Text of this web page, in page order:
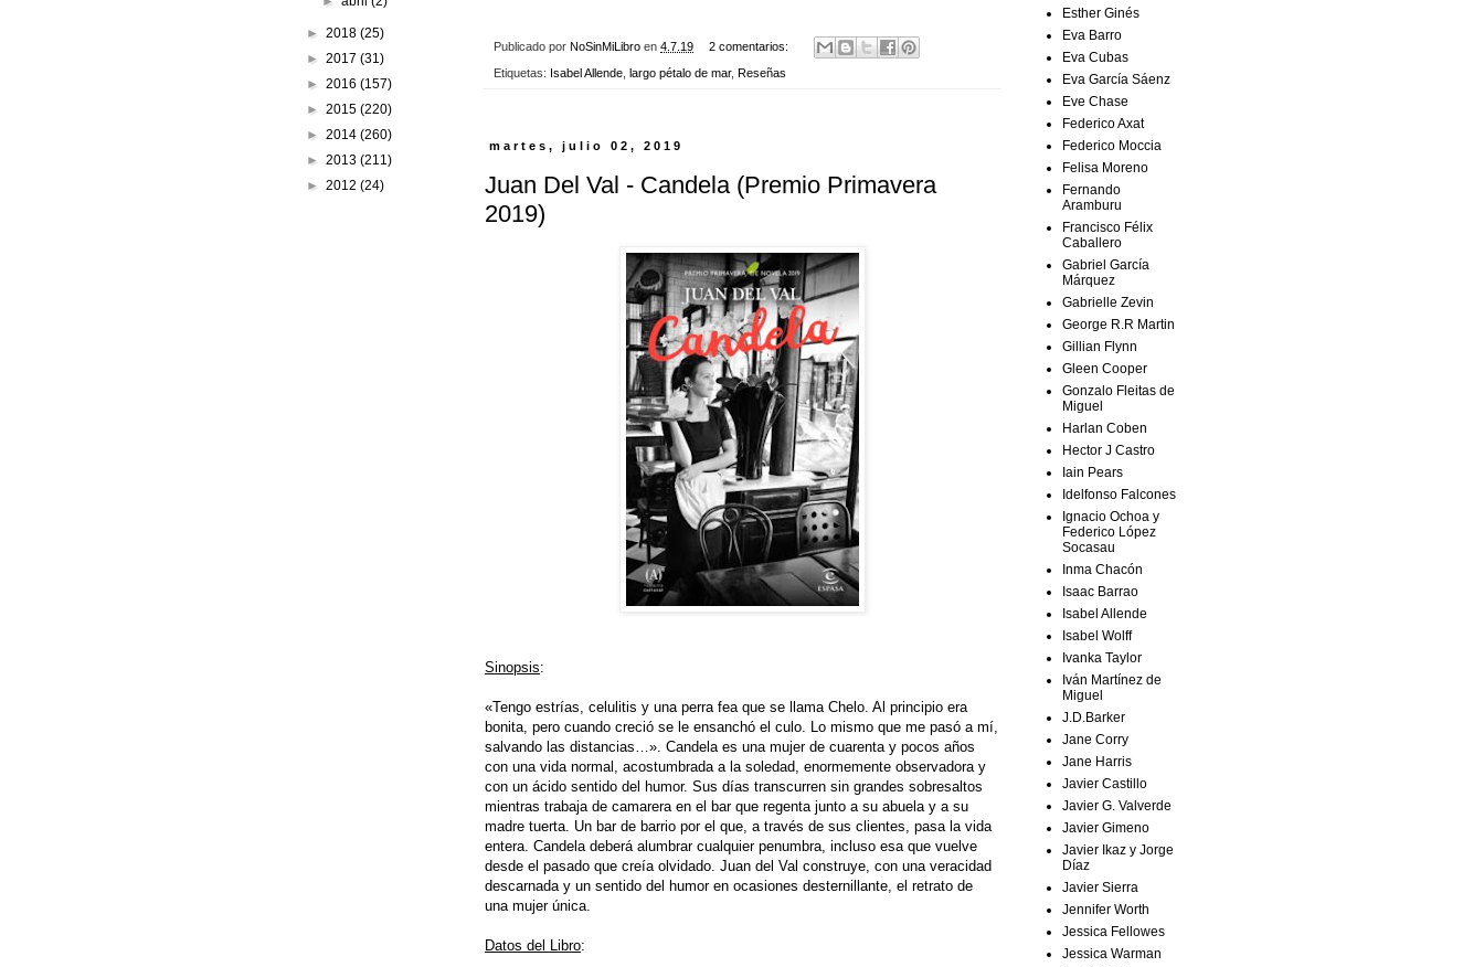
Publicado por NoSinMiLibro en 4.7.19 2 comentarios:
Etiquetas: Isabel Allende largo pétalo de mar, Reseñas
martes, julio 02, 2019
Juan Del Val - Candela (Premio Primavera
2019)
Sinopsis:
«Tengo estrías, celulitis y una perra fea que se llama Chelo. Al principio era
bonita, pero cuando creció se le ensanchó el culo. Lo mismo que me pasó a mí,
salvando las distancias…». Candela es una mujer de cuarenta y pocos años
con una vida normal, acostumbrada a la soledad, enormemente observadora y
con un ácido sentido del humor. Sus días transcurren sin grandes sobresaltos
mientras trabaja de camarera en el bar que regenta junto a su abuela y a su
madre tuerta. Un bar de barrio por el que, a través de sus clientes, pasa la vida
entera. Candela deberá alumbrar cualquier penumbra, incluso esa que vuelve
desde el pasado que creía olvidado. Juan del Val construye, con una veracidad
descarnada y un sentido del humor en ocasiones desternillante, el retrato de
una mujer única.
Datos del Libro:
► 2018 (25)
► 2017 (31)
► 2016 (157)
► 2015 (220)
► 2014 (260)
► 2013 (211)
► 2012 (24)
Esther Ginés
Eva Barro
Eva Cubas
Eva García Sáenz
Eve Chase
Federico Axat
Federico Moccia
Felisa Moreno
Fernando
Aramburu
Francisco Félix
Caballero
Gabriel García
Márquez
Gabrielle Zevin
George R.R Martin
Gillian Flynn
Gleen Cooper
Gonzalo Fleitas de
Miguel
Harlan Coben
Hector J Castro
Iain Pears
Idelfonso Falcones
Ignacio Ochoa y
Federico López
Socasau
Inma Chacón
Isaac Barrao
Isabel Allende
Isabel Wolff
Ivanka Taylor
Iván Martínez de
Miguel
J.D.Barker
Jane Corry
Jane Harris
Javier Castillo
Javier G. Valverde
Javier Gimeno
Javier Ikaz y Jorge
Díaz
Javier Sierra
Jennifer Worth
Jessica Fellowes
Jessica Warman